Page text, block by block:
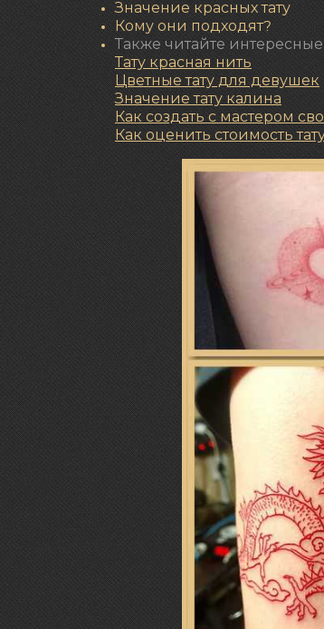
Значение красных тату
Кому они подходят?
Также читайте интересные
Тату красная нить
Цветные тату для девушек
Значениетату калина
Как создать с мастером
Как оценить стоимость